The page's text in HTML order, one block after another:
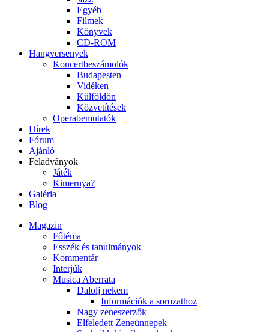
Egyéb
Filmek
Könyvek
CD-ROM
Hangversenyek
Koncertbeszámolók
Budapesten
Vidéken
Külföldön
Közvetítések
Operabemutatók
Hírek
Fórum
Ajánló
Feladványok
Játék
Kimernya?
Galéria
Blog
Magazin
Főtéma
Esszék és tanulmányok
Kommentár
Interjúk
Musica Aberrata
Dalolj nekem
Információk a sorozathoz
Nagy zeneszerzők
Elfeledett Zeneünnepek